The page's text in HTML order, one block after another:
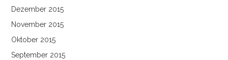
Dezember 2015
November 2015
Oktober 2015
September 2015